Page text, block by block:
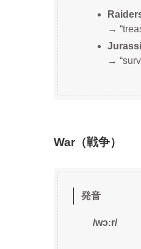
→
→
War（戦争）
発音
/wɔːr/